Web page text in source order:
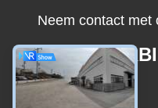
Neem contact met
JOINT